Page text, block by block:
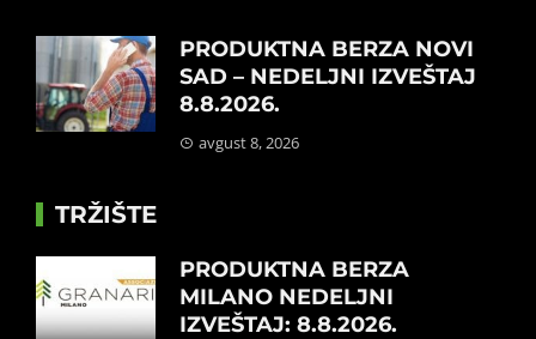
PRODUKTNA BERZA NOVI
SAD – NEDELJNI IZVEŠTAJ
8.8.2026.
avgust 8, 2026
TRŽIŠTE
PRODUKTNA BERZA
MILANO NEDELJNI
IZVEŠTAJ: 8.8.2026.